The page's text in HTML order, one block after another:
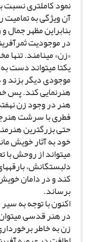
نمود کامل‏ترى نسبت
آن ویژگى به
بنابراین مظهر جمال
در موجودیت
«زن» مى‏نامند. تنها
یکتا مى‏تواند دست
موجودى دیگر بزند
هنرنمایى کند. پس
هنر در وجود زن
فطرى با سرشت
حتى بزرگ‏ترین
خود به آثار خویش
مى‏تواند از روحش با
دلبستگانش،
کند و در دامان
برساند.
اکنون با توجه به
در هنر قدسى
زن به خاطر